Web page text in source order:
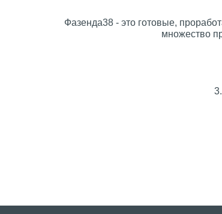
Фазенда38 - это готовые,
множество